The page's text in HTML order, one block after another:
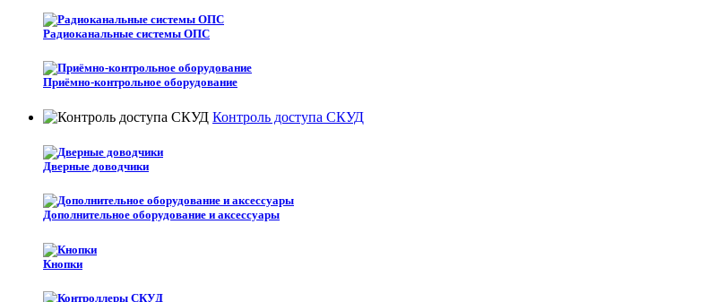
Радиоканальные системы ОПС
Приёмно-контрольное оборудование
Контроль доступа СКУД
Дверные доводчики
Дополнительное оборудование и аксессуары
Кнопки